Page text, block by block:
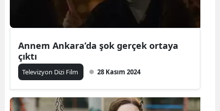
Annem Ankara’da şok gerçek ortaya
çıktı
Televizyon Dizi Film 28 Kasım 2024